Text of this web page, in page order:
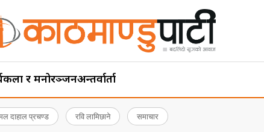
कला र मनोरञ्जनअन्तर्वार्ता
दाहाल प्रचण्ड रवि लामिछाने समाचार